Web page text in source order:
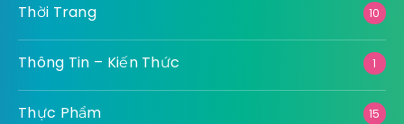
Thời Trang 10
Thông Tin – Kiến Thức 1
Thực Phẩm 15